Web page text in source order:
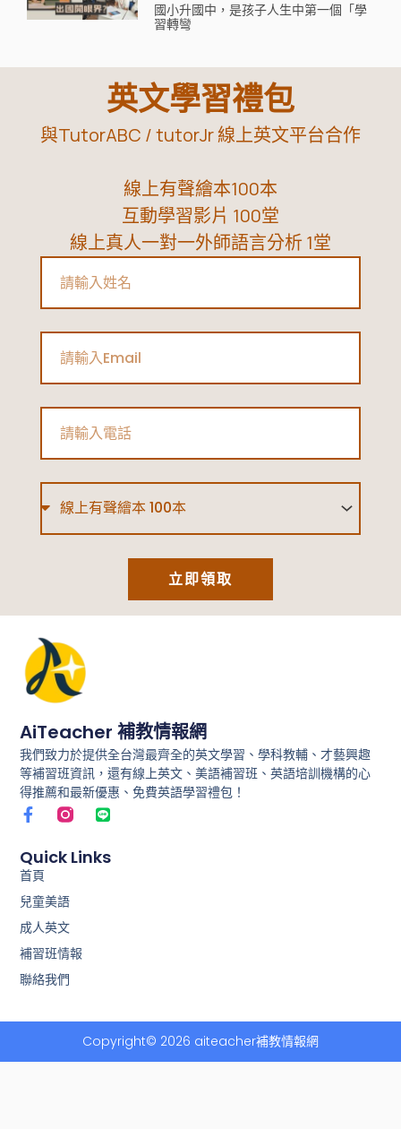
國小升國中，是孩子人生中第一個「學
習轉彎
英文學習禮包
與TutorABC / tutorJr 線上英文平台合作
線上有聲繪本100本
互動學習影片 100堂
線上真人一對一外師語言分析 1堂
立即領取
AiTeacher 補教情報網
我們致力於提供全台灣最齊全的英文學習、學科教輔、才藝興趣
等補習班資訊，還有線上英文、美語補習班、英語培訓機構的心
得推薦和最新優惠、免費英語學習禮包！
F
a
e
b
o
o
k
-
f
L
i
e
Quick Links
首頁
兒童美語
成人英文
補習班情報
聯絡我們
Copyright© 2026 aiteacher補教情報網